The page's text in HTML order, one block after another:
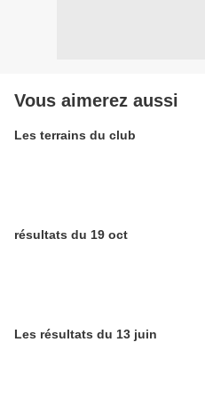
Vous aimerez aussi
Les terrains du club
résultats du 19 oct
Les résultats du 13 juin